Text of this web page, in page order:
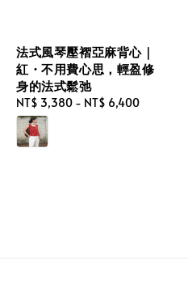
法式風琴壓褶亞麻背心｜
紅・不用費心思，輕盈修
身的法式鬆弛
Regular
price
NT$ 3,380 - NT$ 6,400